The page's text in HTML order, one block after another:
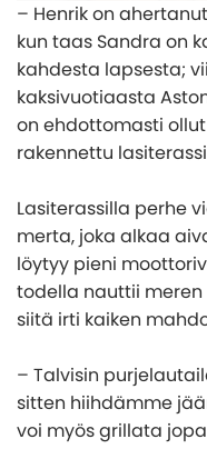
– Henrik on
kun taas Sandra on
kahdesta lapsesta;
kaksivuotiaasta
on ehdottomasti
rakennettu
Lasiterassilla perhe
merta, joka alkaa
löytyy pieni
todella nauttii
siitä irti kaiken
– Talvisin
sitten hiihdämme
voi myös grillata